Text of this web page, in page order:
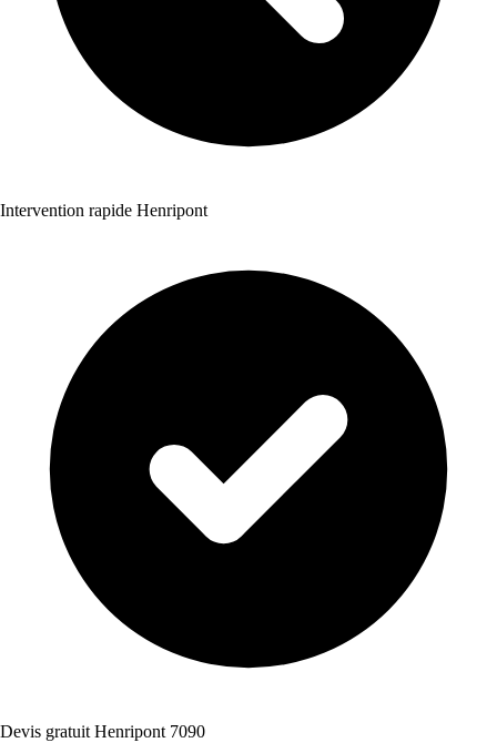
Intervention rapide Henripont
Devis gratuit Henripont 7090